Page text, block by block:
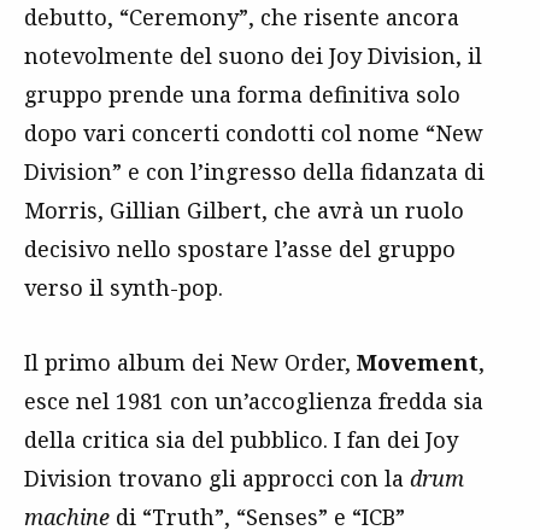
debutto, “Ceremony”, che risente ancora
notevolmente del suono dei Joy Division, il
gruppo prende una forma definitiva solo
dopo vari concerti condotti col nome “New
Division” e con l’ingresso della fidanzata di
Morris, Gillian Gilbert, che avrà un ruolo
decisivo nello spostare l’asse del gruppo
verso il synth-pop.
Il primo album dei New Order, Movement,
esce nel 1981 con un’accoglienza fredda sia
della critica sia del pubblico. I fan dei Joy
Division trovano gli approcci con la drum
machine di “Truth”, “Senses” e “ICB”